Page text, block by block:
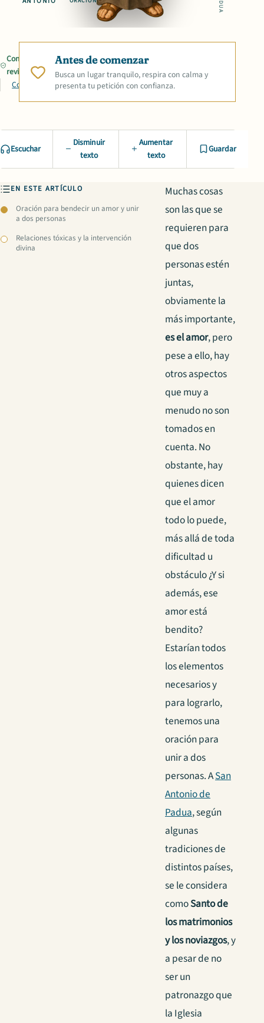
Contenido
revisado
Compartir
Antes de comenzar
Busca un lugar tranquilo, respira con calma y
presenta tu petición con confianza.
Escuchar
Disminuir
texto
Aumentar
texto
Guardar
EN ESTE ARTÍCULO
Oración para bendecir un amor y unir
a dos personas
Relaciones tóxicas y la intervención
divina
Muchas cosas
son las que se
requieren para
que dos
personas estén
juntas,
obviamente la
más importante,
es el amor, pero
pese a ello, hay
otros aspectos
que muy a
menudo no son
tomados en
cuenta. No
obstante, hay
quienes dicen
que el amor
todo lo puede,
más allá de toda
dificultad u
obstáculo ¿Y si
además, ese
amor está
bendito?
Estarían todos
los elementos
necesarios y
para lograrlo,
tenemos una
oración para
unir a dos
personas. ASan
Antonio de
Padua, según
algunas
tradiciones de
distintos países,
se le considera
comoSanto de
los matrimonios
y los noviazgos, y
a pesar de no
ser un
patronazgo que
la Iglesia